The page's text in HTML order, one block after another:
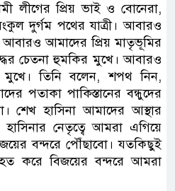
লীগের প্রিয় ভাই ও বোনেরা,
দুর্গম পথের যাত্রী। আবারও
আবারও আমাদের প্রিয় মাতৃভূমির
চেতনা হুমকির মুখে। আবারও
তিনি বলেন, শপথ নিন,
পতাকা পাকিস্তানের বন্ধুদের
শেখ হাসিনা আমাদের আস্থার
হাসিনার নেতৃত্বে আমরা এগিয়ে
বন্দরে পৌঁছাবো। যতকিছুই
করে বিজয়ের বন্দরে আমরা